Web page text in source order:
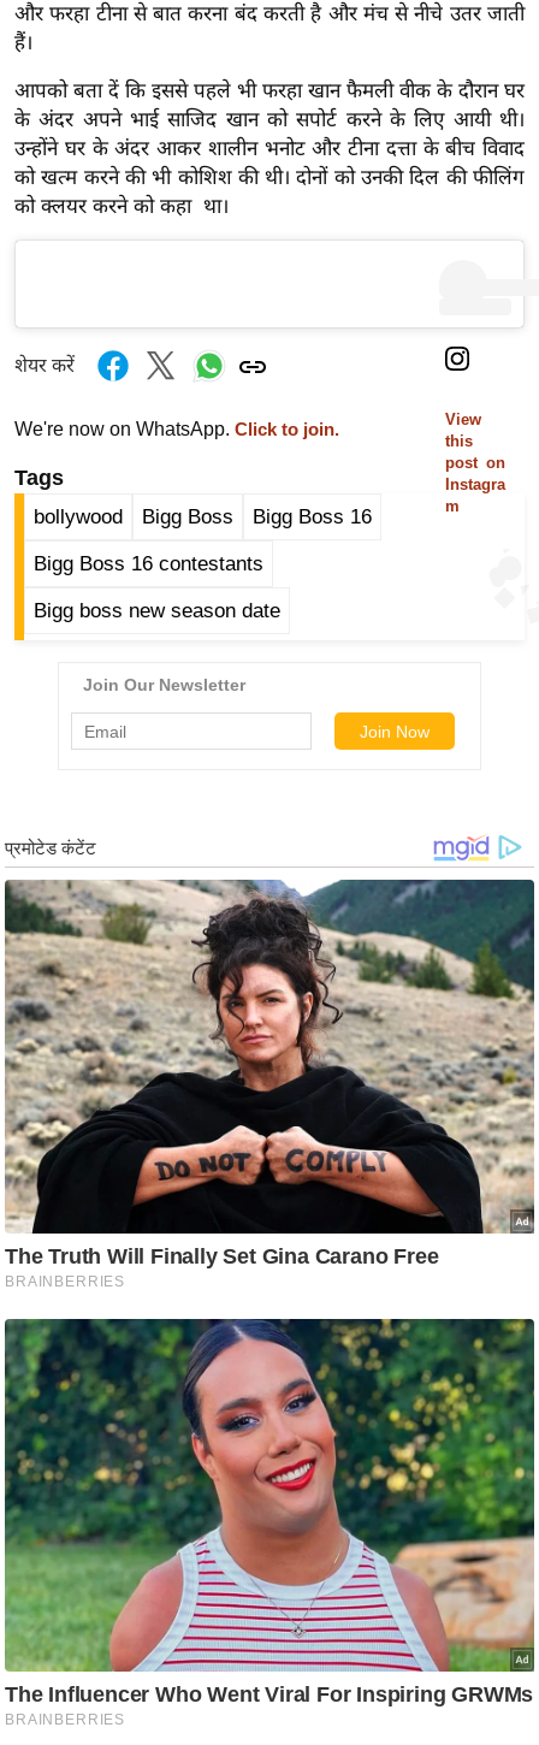
त
ऑ
टो
व
र्ल्ड
न्यू
ज
ब्री
रं
न
ज
ग
बॉ
ली
फि
ल्म
स
मी
क्षा
B
r
e
a
k
i
n
g
N
e
s
ला
इ
फ
स्टा
इ
ल
क्नॉ
लॉ
जी
ब्यू
और फरहा टीना से बात करना बंद करती है और मंच से नीचे उतर जाती
हैं।
आपको बता दें कि इससे पहले भी फरहा खान फैमली वीक के दौरान घर
के अंदर अपने भाई साजिद खान को सपोर्ट करने के लिए आयी थी।
उन्होंने घर के अंदर आकर शालीन भनोट और टीना दत्ता के बीच विवाद
को खत्म करने की भी कोशिश की थी। दोनों को उनकी दिल की फीलिंग
को क्लयर करने को कहा था।
View
this
post on
Instagra
m
शेयर करें
We're now on WhatsApp. Click to join.
Tags
bollywood Bigg Boss Bigg Boss 16
Bigg Boss 16 contestants
Bigg boss new season date